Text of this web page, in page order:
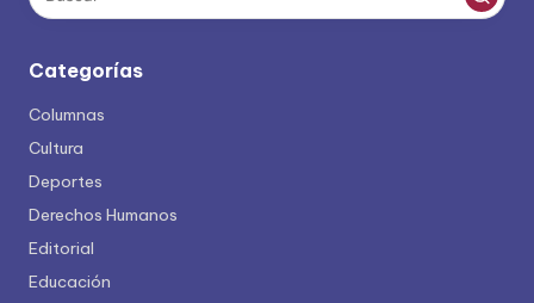
Categorías
Columnas
Cultura
Deportes
Derechos Humanos
Editorial
Educación